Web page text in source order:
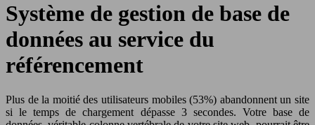
Système de gestion de base de
données au service du
référencement
Plus de la moitié des utilisateurs mobiles (53%) abandonnent un site
si le temps de chargement dépasse 3 secondes. Votre base de